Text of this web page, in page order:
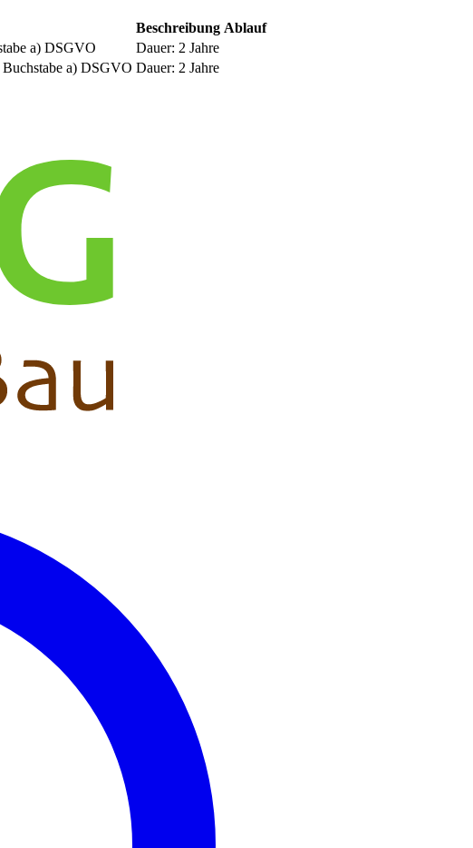
Beschreibung Ablauf
a) DSGVO
Dauer: 2 Jahre
a) DSGVO Dauer: 2 Jahre